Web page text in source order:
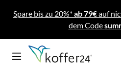
Zum Hauptinhalt springen
Spare bis zu 20%*ab 79€auf
dem Code